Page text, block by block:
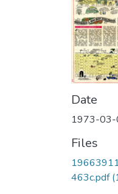
Date
1973-
Files
463c.pdf